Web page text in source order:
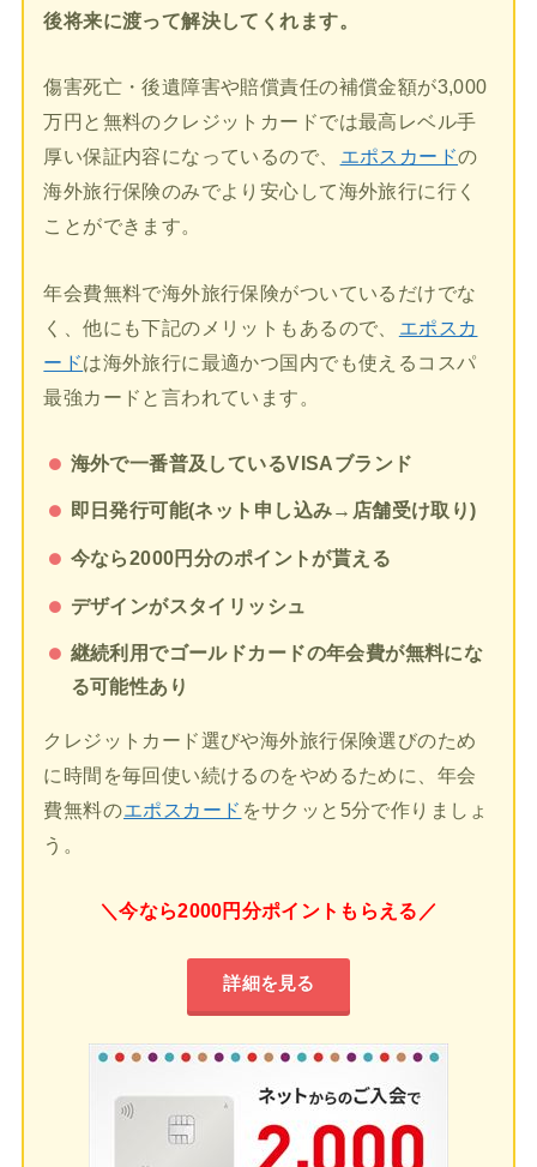
後将来に渡って解決してくれます。
傷害死亡・後遺障害や賠償責任の補償金額が3,000
万円と無料のクレジットカードでは最高レベル手
厚い保証内容になっているので、
エポスカードの
海外旅行保険のみでより安心して海外旅行に行く
ことができます。
年会費無料で海外旅行保険がついているだけでな
く、他にも下記のメリットもあるので、
エポスカ
ードは海外旅行に最適かつ国内でも使えるコスパ
最強カードと言われています。
海外で一番普及しているVISAブランド
即日発行可能(ネット申し込み→店舗受け取り)
今なら2000円分のポイントが貰える
デザインがスタイリッシュ
継続利用でゴールドカードの年会費が無料にな
る可能性あり
クレジットカード選びや海外旅行保険選びのため
に時間を毎回使い続けるのをやめるために、年会
費無料のエポスカード をサクッと5分で作りましょ
う。
＼今なら2000円分ポイントもらえる／
詳細を見る